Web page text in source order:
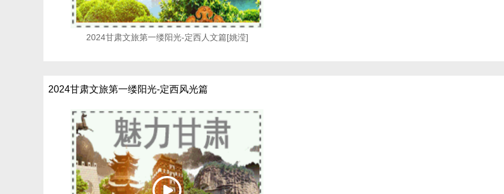
2024甘肃文旅第一缕阳光-定西人文篇[姚滢]
2024甘肃文旅第一缕阳光-定西风光篇